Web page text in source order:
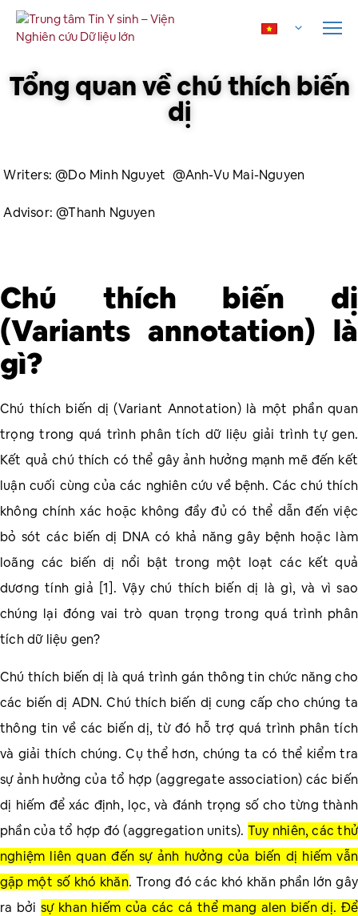
Tổng quan về chú thích biến
dị
Writers:@Do Minh Nguyet @Anh-Vu Mai-Nguyen
Advisor:@Thanh Nguyen
Chú thích biến dị
(Variants annotation) là
gì?
Chú thích biến dị (Variant Annotation) là một phần quan
trọng trong quá trình phân tích dữ liệu giải trình tự gen.
Kết quả chú thích có thể gây ảnh hưởng mạnh mẽ đến kết
luận cuối cùng của các nghiên cứu về bệnh. Các chú thích
không chính xác hoặc không đầy đủ có thể dẫn đến việc
bỏ sót các biến dị DNA có khả năng gây bệnh hoặc làm
loãng các biến dị nổi bật trong một loạt các kết quả
dương tính giả [1]. Vậy chú thích biến dị là gì, và vì sao
chúng lại đóng vai trò quan trọng trong quá trình phân
tích dữ liệu gen?
Chú thích biến dị là quá trình gán thông tin chức năng cho
các biến dị ADN. Chú thích biến dị cung cấp cho chúng ta
thông tin về các biến dị, từ đó hỗ trợ quá trình phân tích
và giải thích chúng. Cụ thể hơn, chúng ta có thể kiểm tra
sự ảnh hưởng của tổ hợp (aggregate association) các biến
dị hiếm để xác định, lọc, và đánh trọng số cho từng thành
phần của tổ hợp đó (aggregation units). Tuy nhiên, các thử
nghiệm liên quan đến sự ảnh hưởng của biến dị hiếm vẫn
gặp một số khó khăn. Trong đó các khó khăn phần lớn gây
ra bởisự khan hiếm của các cá thể mang alen biến dị. Để